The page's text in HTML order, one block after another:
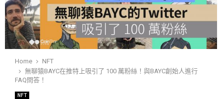
Home
NFT
無聊猿BAYC在推特上吸引了 100 萬粉絲！與BAYC創始人進行
FAQ問答！
NFT